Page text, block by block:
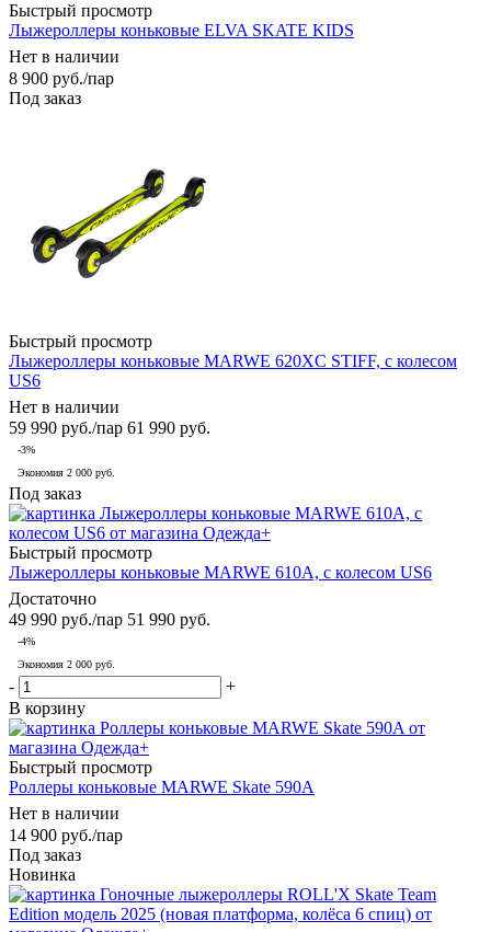
Быстрый просмотр
Лыжероллеры коньковые ELVA SKATE KIDS
Нет в наличии
8 900 руб./пар
Под заказ
Быстрый просмотр
Лыжероллеры коньковые MARWE 620XC STIFF, с колесом
US6
Нет в наличии
59 990 руб./пар 61 990 руб.
-3%
Экономия 2 000 руб.
Под заказ
Быстрый просмотр
Лыжероллеры коньковые MARWE 610A, с колесом US6
Достаточно
49 990 руб./пар 51 990 руб.
-4%
Экономия 2 000 руб.
-
+
В корзину
Быстрый просмотр
Роллеры коньковые MARWE Skate 590A
Нет в наличии
14 900 руб./пар
Под заказ
Новинка